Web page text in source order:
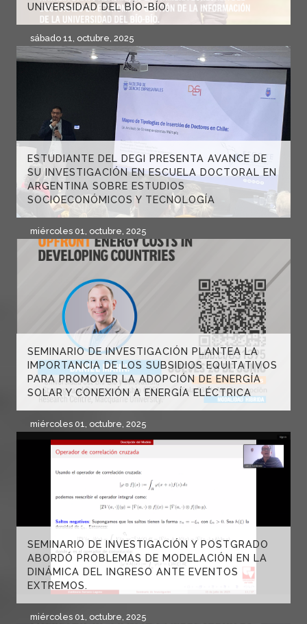
UNIVERSIDAD DEL BÍO-BÍO.
sábado 11, octubre, 2025
ESTUDIANTE DEL DEGI PRESENTA AVANCE DE
SU INVESTIGACIÓN EN ESCUELA DOCTORAL EN
ARGENTINA SOBRE ESTUDIOS
SOCIOECONÓMICOS Y TECNOLOGÍA
miércoles 01, octubre, 2025
SEMINARIO DE INVESTIGACIÓN PLANTEA LA
IMPORTANCIA DE LOS SUBSIDIOS EQUITATIVOS
PARA PROMOVER LA ADOPCIÓN DE ENERGÍA
SOLAR Y CONEXIÓN A ENERGÍA ELÉCTRICA
miércoles 01, octubre, 2025
SEMINARIO DE INVESTIGACIÓN Y POSTGRADO
ABORDÓ PROBLEMAS DE MODELACIÓN EN LA
DINÁMICA DEL INGRESO ANTE EVENTOS
EXTREMOS.
miércoles 01, octubre, 2025